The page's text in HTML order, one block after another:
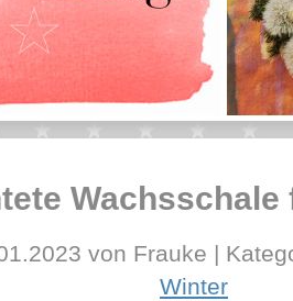
von Frauke |
Winter